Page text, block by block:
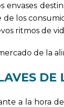
envases
los
ritmos de
de la
a la hora